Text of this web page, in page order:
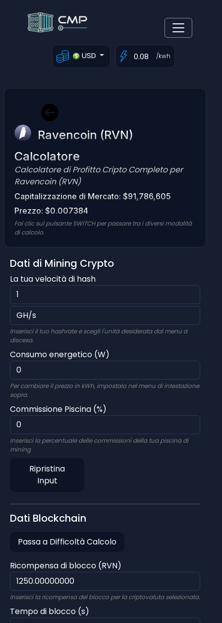
USD /kwh
Ravencoin (RVN)
Calcolatore
Calcolatore di Profitto Cripto Completo per
Ravencoin (RVN)
Capitalizzazione di Mercato: $91,786,605
Prezzo: $0.007384
Fai clic sul pulsante SWITCH per passare tra i diversi modalità
di calcolo.
Dati di Mining Crypto
La tua velocità di hash
Inserisci il tuo hashrate e scegli l'unità desiderata dal menu a
discesa.
Consumo energetico (W)
Per cambiare il prezzo in kWh, impostalo nel menu di intestazione
sopra.
Commissione Piscina (%)
Inserisci la percentuale delle commissioni della tua piscina di
mining
Ripristina
Input
Dati Blockchain
Passa a Difficoltà Calcolo
Ricompensa di blocco (RVN)
Inserisci la ricompensa del blocco per la criptovaluta selezionata.
Tempo di blocco (s)